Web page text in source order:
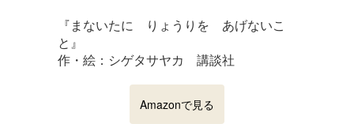
『まないたに りょうりを あげないこ
と』
作・絵：シゲタサヤカ 講談社
Amazonで見る